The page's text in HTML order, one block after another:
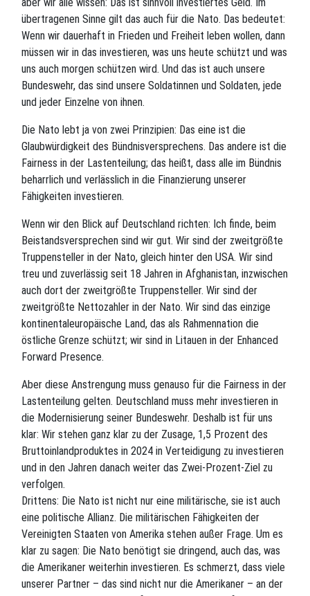
übertragenen Sinne gilt das auch für die Nato. Das bedeutet:
Wenn wir dauerhaft in Frieden und Freiheit leben wollen, dann
müssen wir in das investieren, was uns heute schützt und was
uns auch morgen schützen wird. Und das ist auch unsere
Bundeswehr, das sind unsere Soldatinnen und Soldaten, jede
und jeder Einzelne von ihnen.
Die Nato lebt ja von zwei Prinzipien: Das eine ist die
Glaubwürdigkeit des Bündnisversprechens. Das andere ist die
Fairness in der Lastenteilung; das heißt, dass alle im Bündnis
beharrlich und verlässlich in die Finanzierung unserer
Fähigkeiten investieren.
Wenn wir den Blick auf Deutschland richten: Ich finde, beim
Beistandsversprechen sind wir gut. Wir sind der zweitgrößte
Truppensteller in der Nato, gleich hinter den USA. Wir sind
treu und zuverlässig seit 18 Jahren in Afghanistan, inzwischen
auch dort der zweitgrößte Truppensteller. Wir sind der
zweitgrößte Nettozahler in der Nato. Wir sind das einzige
kontinentaleuropäische Land, das als Rahmennation die
östliche Grenze schützt; wir sind in Litauen in der Enhanced
Forward Presence.
Aber diese Anstrengung muss genauso für die Fairness in der
Lastenteilung gelten. Deutschland muss mehr investieren in
die Modernisierung seiner Bundeswehr. Deshalb ist für uns
klar: Wir stehen ganz klar zu der Zusage, 1,5 Prozent des
Bruttoinlandproduktes in 2024 in Verteidigung zu investieren
und in den Jahren danach weiter das Zwei-Prozent-Ziel zu
verfolgen.
Drittens: Die Nato ist nicht nur eine militärische, sie ist auch
eine politische Allianz. Die militärischen Fähigkeiten der
Vereinigten Staaten von Amerika stehen außer Frage. Um es
klar zu sagen: Die Nato benötigt sie dringend, auch das, was
die Amerikaner weiterhin investieren. Es schmerzt, dass viele
unserer Partner – das sind nicht nur die Amerikaner – an der